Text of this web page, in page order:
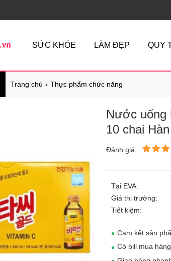
SỨC KHỎE LÀM ĐẸP QUY
Trang chủ Thực phẩm chức năng
Nước uống
10 chai
Đánh giá
Tại EVA:
Giá thị trường:
Tiết kiệm:
Cam kết sản
Có bill mua